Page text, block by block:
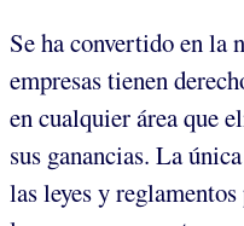
Se ha convertido en la
empresas tienen
en cualquier área que
sus ganancias. La
las leyes y